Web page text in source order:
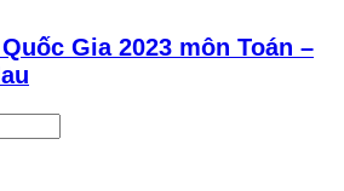
Gia 2023 môn Toán –